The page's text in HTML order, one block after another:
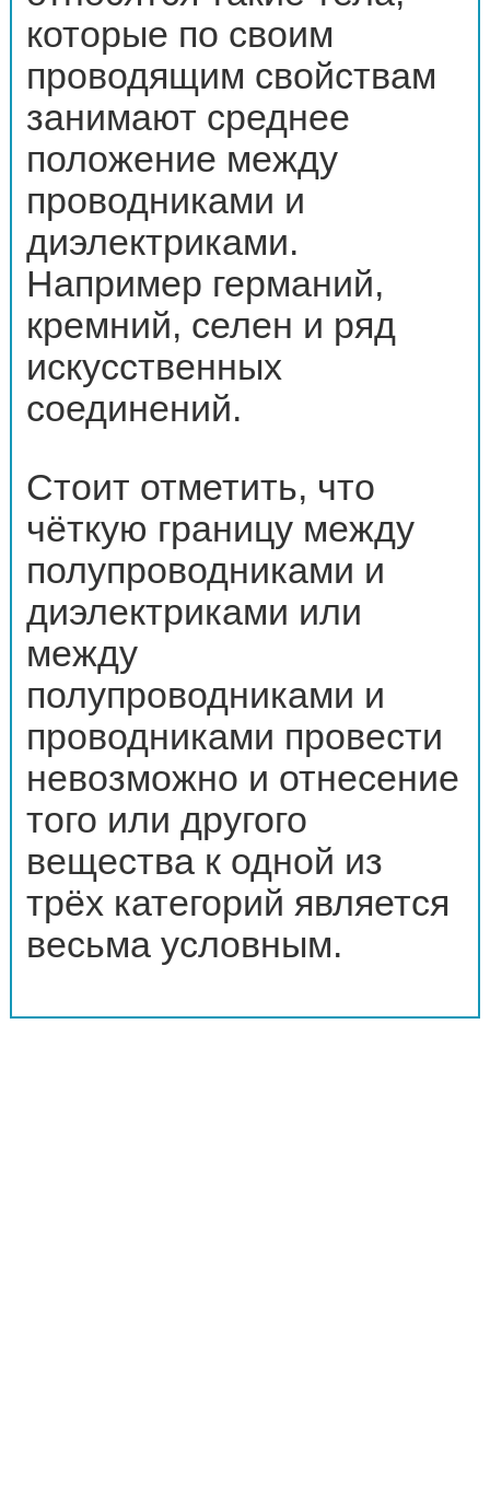
которые по своим
проводящим свойствам
занимают среднее
положение между
проводниками и
диэлектриками.
Например германий,
кремний, селен и ряд
искусственных
соединений.
Стоит отметить, что
чёткую границу между
полупроводниками и
диэлектриками или
между
полупроводниками и
проводниками провести
невозможно и отнесение
того или другого
вещества к одной из
трёх категорий является
весьма условным.